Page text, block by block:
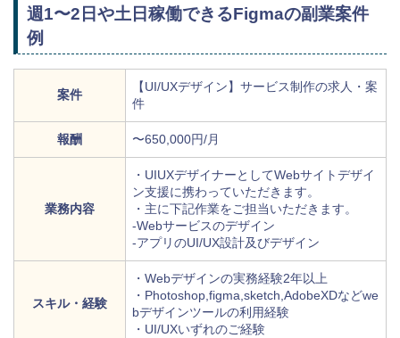
週1〜2日や土日稼働できるFigmaの副業案件
例
案件
【UI/UXデザイン】サービス制作の求人・案
件
報酬 〜650,000円/月
業務内容
・UIUXデザイナーとしてWebサイトデザイ
ン支援に携わっていただきます。
・主に下記作業をご担当いただきます。
-Webサービスのデザイン
-アプリのUI/UX設計及びデザイン
スキル・経験
・Webデザインの実務経験2年以上
・Photoshop,figma,sketch,AdobeXDなどwe
bデザインツールの利用経験
・UI/UXいずれのご経験